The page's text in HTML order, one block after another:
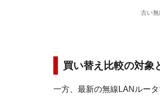
古い
買い替え比較の対象
一方、最新の無線LANルー